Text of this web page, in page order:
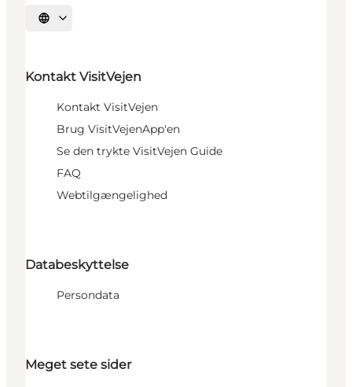
Sprache auswählen
Kontakt VisitVejen
Kontakt VisitVejen
Brug VisitVejenApp'en
Se den trykte VisitVejen Guide
FAQ
Webtilgængelighed
Databeskyttelse
Persondata
Meget sete sider